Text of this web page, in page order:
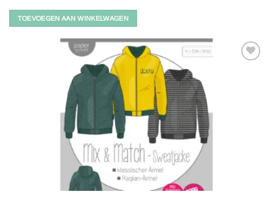
TOEVOEGEN AAN WINKELWAGEN